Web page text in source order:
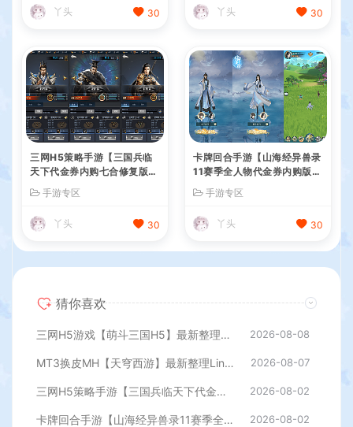
丫头 30 丫头 30
三网H5策略手游【三国兵临
天下代金券内购七合修复版】
+Linux手工服务端+管理后台
+GM授权后台+简易安卓客户
端+详细搭建教程+视频教程
手游专区
丫头 30
卡牌回合手游【山海经异兽录
11赛季全人物代金券内购版】
GM后台+管理后台+热更修改
工具+安卓+详细搭建教程
手游专区
丫头 30
猜你喜欢
三网H5游戏【萌斗三国H5】最新整理WIN系服务端+GM后台+详细搭建教程 2026-08-08
MT3换皮MH【天穹西游】最新整理Linux手工服务端+安卓苹果双端+GM后台+详细搭建教程+全套源码+视频教程 2026-08-07
三网H5策略手游【三国兵临天下代金券内购七合修复版】最新整理单机一键即玩镜像端+Linux手工服务端+管理后台+GM授权后台+简易安卓客户端+详细搭建教程+视频教程 2026-08-02
卡牌回合手游【山海经异兽录11赛季全人物代金券内购版】最新整理WIN系服务端+授权GM后台+管理后台+热更修改工具+安卓+详细搭建教程 2026-08-02